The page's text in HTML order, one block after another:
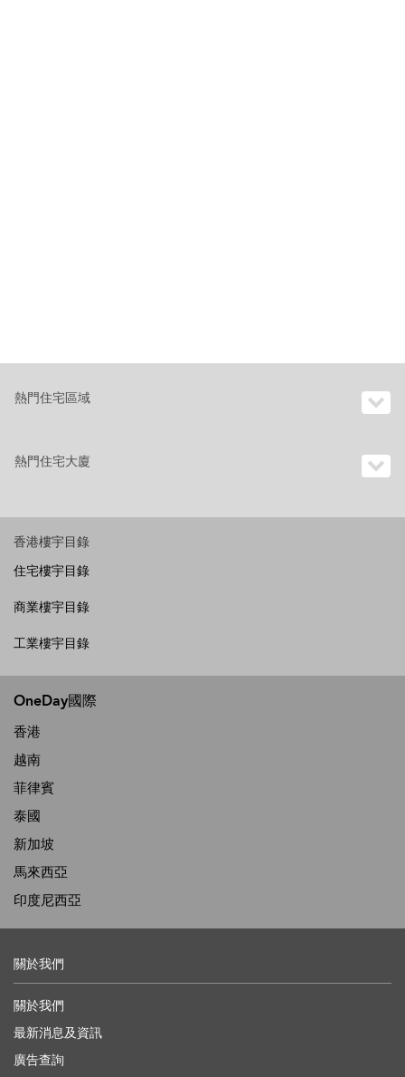
熱門住宅區域
熱門住宅大廈
香港樓宇目錄
住宅樓宇目錄
商業樓宇目錄
工業樓宇目錄
OneDay國際
香港
越南
菲律賓
泰國
新加坡
馬來西亞
印度尼西亞
關於我們
關於我們
最新消息及資訊
廣告查詢